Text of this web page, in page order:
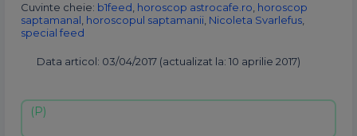
Cuvinte cheie: b1feed horoscop astrocafe.ro horoscop
saptamanal horoscopul saptamanii Nicoleta Svarlefus
special feed
Data articol: 03/04/2017 (actualizat la: 10 aprilie 2017)